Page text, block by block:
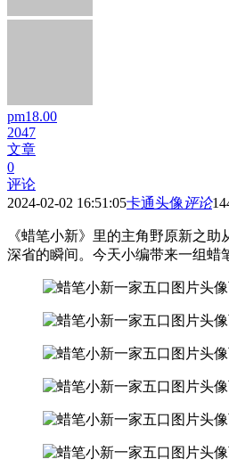
pm18.00
2047
文章
0
评论
2024-02-02 16:51:05卡通头像评论
《蜡笔小新》里的主角野原新之
深省的瞬间。今天小编带来一组蜡